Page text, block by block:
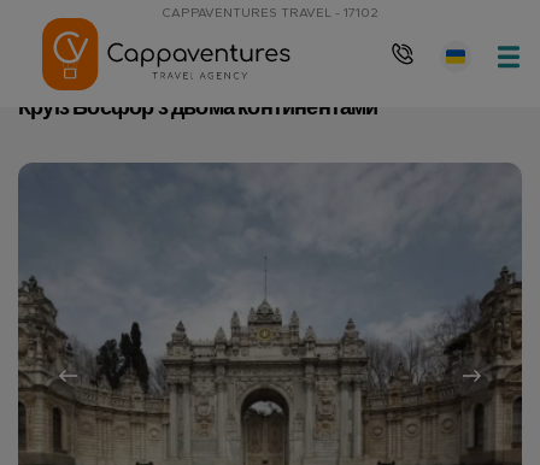
CAPPAVENTURES TRAVEL - 17102
Домашня сторінка
Круїз Босфор з двома континентами